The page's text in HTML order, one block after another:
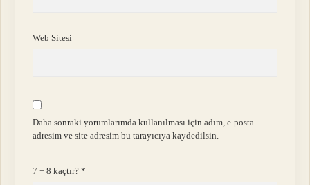
Web Sitesi
Daha sonraki yorumlarımda kullanılması için adım, e-posta
adresim ve site adresim bu tarayıcıya kaydedilsin.
7 + 8 kaçtır?*